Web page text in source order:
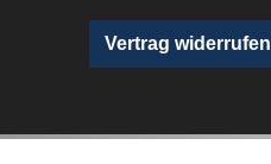
Vertrag widerrufen